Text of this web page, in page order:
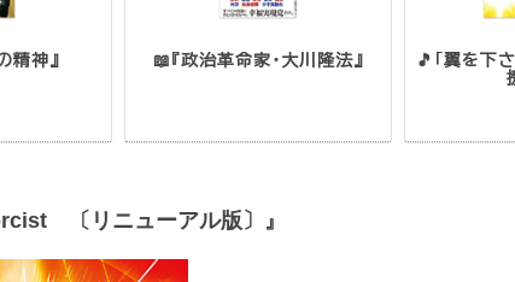
精神』 📖『政治革命家・大川隆法』
🎵「翼を下
〔リニューアル版〕』